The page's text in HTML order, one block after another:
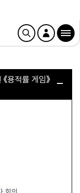
용적률 게임》